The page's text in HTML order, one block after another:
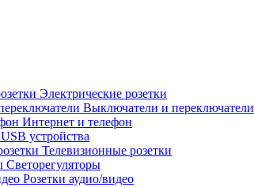
Электрические розетки
Выключатели и переключатели
Интернет и телефон
USB устройства
Телевизионные розетки
Светорегуляторы
Розетки аудио/видео